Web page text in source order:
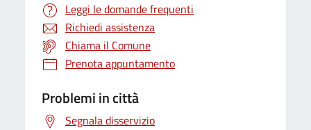
Leggi le domande frequenti
Richiedi assistenza
Chiama il Comune
Prenota appuntamento
Problemi in città
Segnala disservizio